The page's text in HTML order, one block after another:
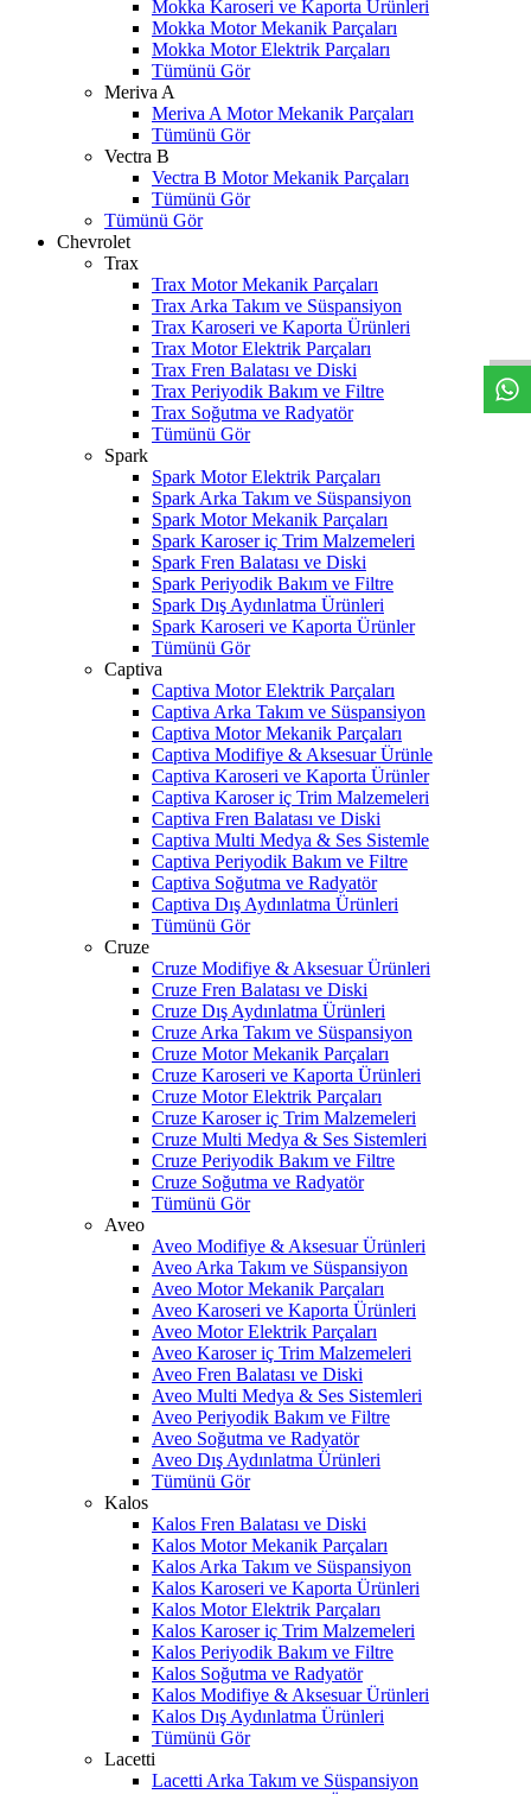
Mokka Karoseri ve Kaporta Ürünleri
Mokka Motor Mekanik Parçaları
Mokka Motor Elektrik Parçaları
Tümünü Gör
Meriva A
Meriva A Motor Mekanik Parçaları
Tümünü Gör
Vectra B
Vectra B Motor Mekanik Parçaları
Tümünü Gör
Tümünü Gör
Chevrolet
Trax
Trax Motor Mekanik Parçaları
Trax Arka Takım ve Süspansiyon
Trax Karoseri ve Kaporta Ürünleri
Trax Motor Elektrik Parçaları
Trax Fren Balatası ve Diski
Trax Periyodik Bakım ve Filtre
Trax Soğutma ve Radyatör
Tümünü Gör
Spark
Spark Motor Elektrik Parçaları
Spark Arka Takım ve Süspansiyon
Spark Motor Mekanik Parçaları
Spark Karoser iç Trim Malzemeleri
Spark Fren Balatası ve Diski
Spark Periyodik Bakım ve Filtre
Spark Dış Aydınlatma Ürünleri
Spark Karoseri ve Kaporta Ürünler
Tümünü Gör
Captiva
Captiva Motor Elektrik Parçaları
Captiva Arka Takım ve Süspansiyon
Captiva Motor Mekanik Parçaları
Captiva Modifiye & Aksesuar Ürünle
Captiva Karoseri ve Kaporta Ürünler
Captiva Karoser iç Trim Malzemeleri
Captiva Fren Balatası ve Diski
Captiva Multi Medya & Ses Sistemle
Captiva Periyodik Bakım ve Filtre
Captiva Soğutma ve Radyatör
Captiva Dış Aydınlatma Ürünleri
Tümünü Gör
Cruze
Cruze Modifiye & Aksesuar Ürünleri
Cruze Fren Balatası ve Diski
Cruze Dış Aydınlatma Ürünleri
Cruze Arka Takım ve Süspansiyon
Cruze Motor Mekanik Parçaları
Cruze Karoseri ve Kaporta Ürünleri
Cruze Motor Elektrik Parçaları
Cruze Karoser iç Trim Malzemeleri
Cruze Multi Medya & Ses Sistemleri
Cruze Periyodik Bakım ve Filtre
Cruze Soğutma ve Radyatör
Tümünü Gör
Aveo
Aveo Modifiye & Aksesuar Ürünleri
Aveo Arka Takım ve Süspansiyon
Aveo Motor Mekanik Parçaları
Aveo Karoseri ve Kaporta Ürünleri
Aveo Motor Elektrik Parçaları
Aveo Karoser iç Trim Malzemeleri
Aveo Fren Balatası ve Diski
Aveo Multi Medya & Ses Sistemleri
Aveo Periyodik Bakım ve Filtre
Aveo Soğutma ve Radyatör
Aveo Dış Aydınlatma Ürünleri
Tümünü Gör
Kalos
Kalos Fren Balatası ve Diski
Kalos Motor Mekanik Parçaları
Kalos Arka Takım ve Süspansiyon
Kalos Karoseri ve Kaporta Ürünleri
Kalos Motor Elektrik Parçaları
Kalos Karoser iç Trim Malzemeleri
Kalos Periyodik Bakım ve Filtre
Kalos Soğutma ve Radyatör
Kalos Modifiye & Aksesuar Ürünleri
Kalos Dış Aydınlatma Ürünleri
Tümünü Gör
Lacetti
Lacetti Arka Takım ve Süspansiyon